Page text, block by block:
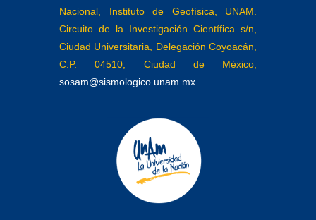
Nacional, Instituto de Geofísica, UNAM.
Circuito de la Investigación Científica s/n,
Ciudad Universitaria, Delegación Coyoacán,
C.P. 04510, Ciudad de México,
sosam@sismologico.unam.mx